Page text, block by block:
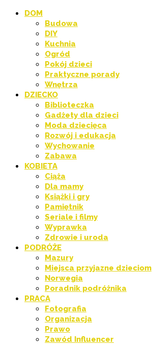
DOM
Budowa
DIY
Kuchnia
Ogród
Pokój dzieci
Praktyczne porady
Wnętrza
DZIECKO
Biblioteczka
Gadżety dla dzieci
Moda dziecięca
Rozwój i edukacja
Wychowanie
Zabawa
KOBIETA
Ciąża
Dla mamy
Książki i gry
Pamiętnik
Seriale i filmy
Wyprawka
Zdrowie i uroda
PODRÓŻE
Mazury
Miejsca przyjazne dzieciom
Norwegia
Poradnik podróżnika
PRACA
Fotografia
Organizacja
Prawo
Zawód Influencer